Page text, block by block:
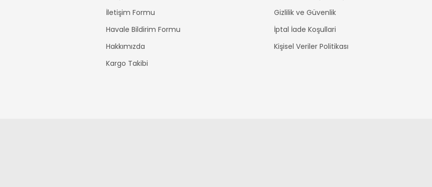
İletişim Formu
Havale Bildirim Formu
Hakkımızda
Kargo Takibi
Gizlilik ve Güvenlik
İptal İade Koşullari
Kişisel Veriler Politikası